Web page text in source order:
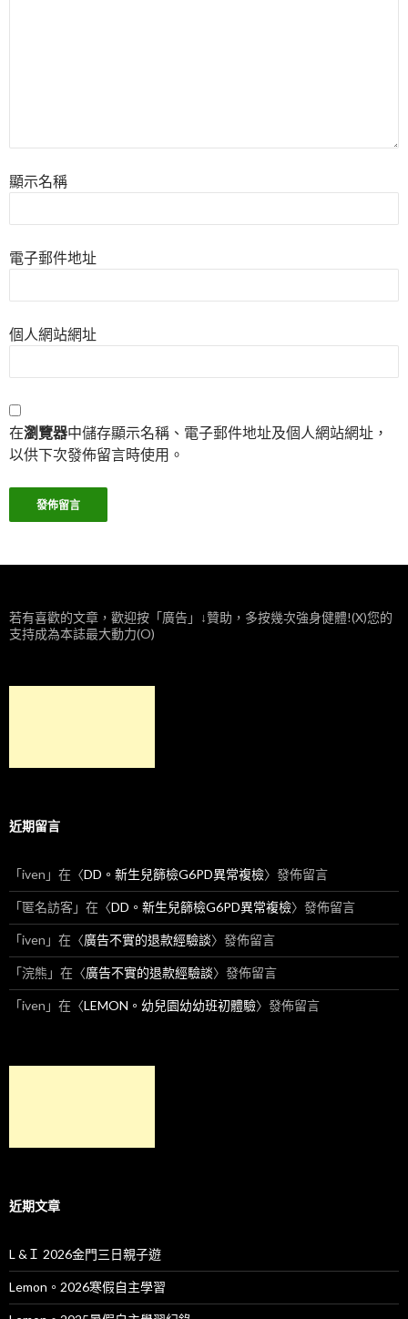
顯示名稱
電子郵件地址
個人網站網址
在瀏覽器中儲存顯示名稱、電子郵件地址及個人網站網址，
以供下次發佈留言時使用。
若有喜歡的文章，歡迎按「廣告」↓贊助，多按幾次強身健體!(X)您的
支持成為本誌最大動力(O)
近期留言
「iven 」在〈DD。新生兒篩檢G6PD異常複檢〉發佈留言
「匿名訪客」在〈DD。新生兒篩檢G6PD異常複檢〉發佈留言
「iven 」在〈廣告不實的退款經驗談〉發佈留言
「浣熊 」在〈廣告不實的退款經驗談〉發佈留言
「iven 」在〈LEMON。幼兒園幼幼班初體驗〉發佈留言
近期文章
L &Ｉ 2026金門三日親子遊
Lemon。2026寒假自主學習